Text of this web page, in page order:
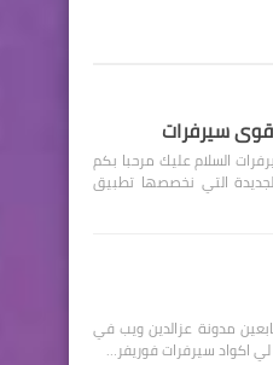
سيرفرات
السلام عليك مرحبا بكم
التي نخصصها تطبيق
مدونة عزالدين ويب في
اكواد سيرفرات فوريفر…